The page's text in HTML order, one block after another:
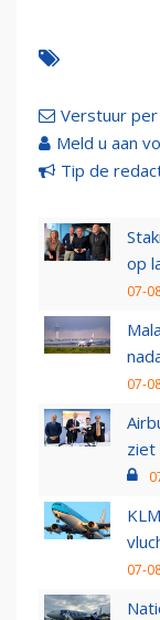
Verstuur
Meld u aan
Tip de
op
07-
07-
ziet
07-